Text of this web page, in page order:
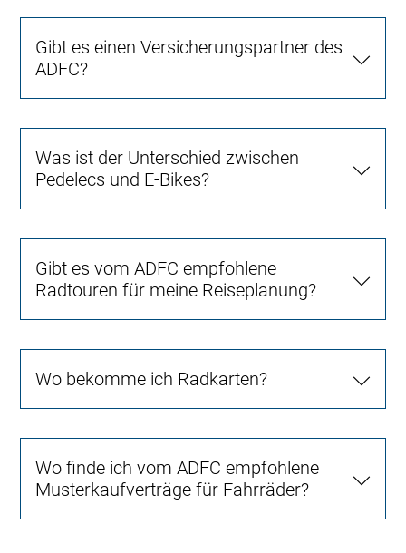
Gibt es einen Versicherungspartner des
ADFC?
Was ist der Unterschied zwischen
Pedelecs und E-Bikes?
Gibt es vom ADFC empfohlene
Radtouren für meine Reiseplanung?
Wo bekomme ich Radkarten?
Wo finde ich vom ADFC empfohlene
Musterkaufverträge für Fahrräder?